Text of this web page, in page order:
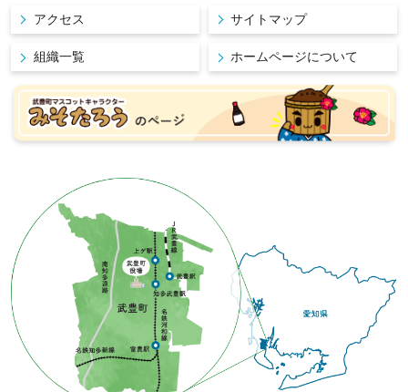
アクセス サイトマップ
組織一覧 ホームページについて